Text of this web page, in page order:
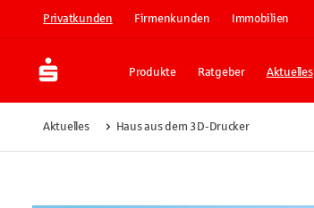
Privatkunden Firmenkunden Immobilien
Produkte Ratgeber Aktuelles
Aktuelles Haus aus dem 3D-Drucker